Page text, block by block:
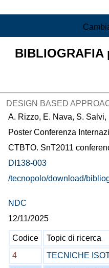
DESIGN BASED
A. Rizzo, E. Nava, S.
Poster Conferenza
CTBTO. SnT2011
DI138-003
/tecnopolo/download/
NDC
12/11/2025
Codice
Topic di ricerca
4
TECNICHE